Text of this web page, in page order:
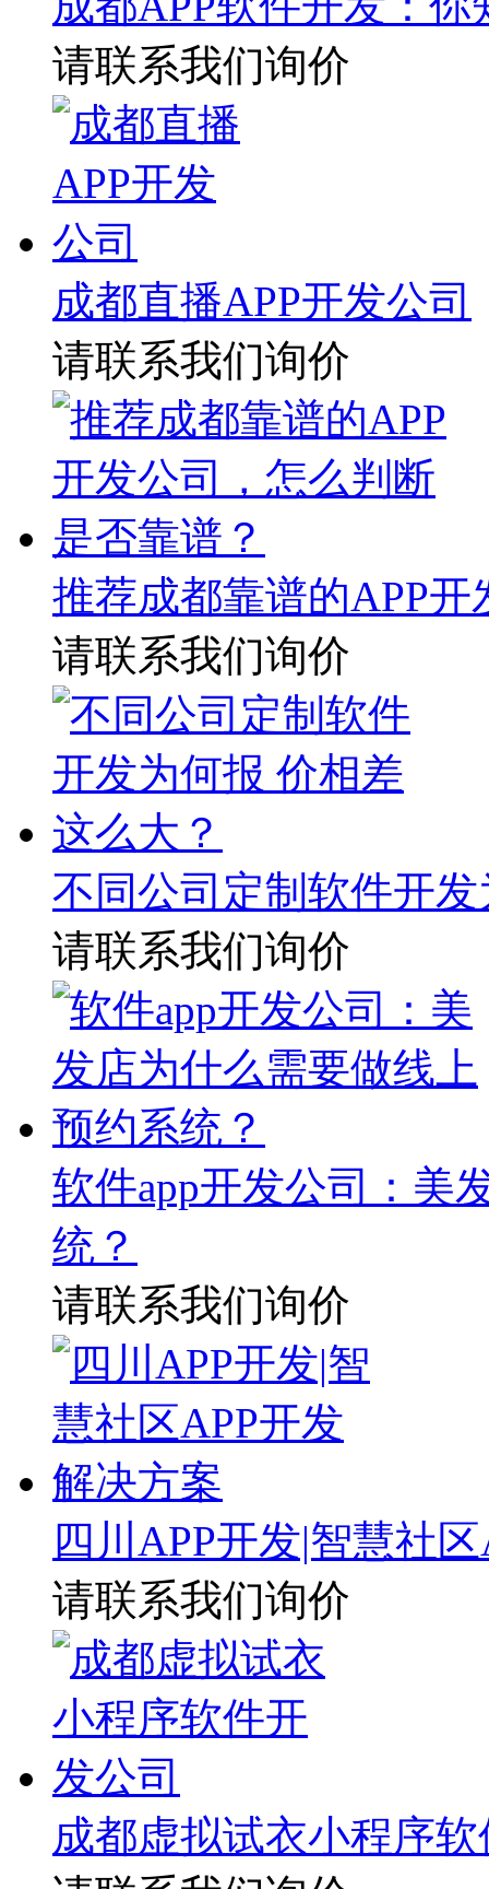
请联系我们询价
成都直播APP开发公司
请联系我们询价
推荐成都靠谱的APP
请联系我们询价
不同公司定制软件开
请联系我们询价
软件app开发公司：美
统？
请联系我们询价
四川APP开发|智慧社
请联系我们询价
成都虚拟试衣小程序